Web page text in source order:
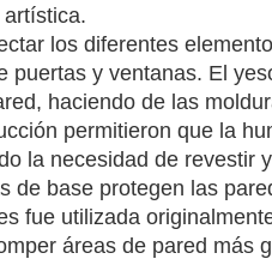
los diferentes
y ventanas. El
haciendo de las
permitieron que la
la necesidad de revestir
de base protegen las
fue utilizada
áreas de pared más